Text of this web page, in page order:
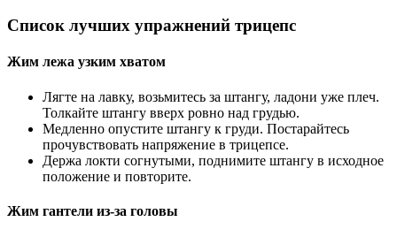
Список лучших упражнений трицепс
Жим лежа узким хватом
Лягте на лавку, возьмитесь за штангу, ладони уже плеч.
Толкайте штангу вверх ровно над грудью.
Медленно опустите штангу к груди. Постарайтесь
прочувствовать напряжение в трицепсе.
Держа локти согнутыми, поднимите штангу в исходное
положение и повторите.
Жим гантели из-за головы